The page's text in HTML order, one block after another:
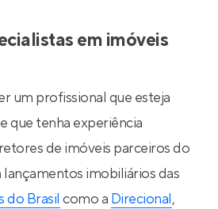
em imóveis
um profissional que esteja
que tenha experiência
de imóveis parceiros do
imobiliários das
do Brasil como a Direcional,